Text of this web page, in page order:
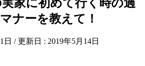
家に初めて行く時の過
ナーを教えて！
日 / 更新日 : 2019年5月14日